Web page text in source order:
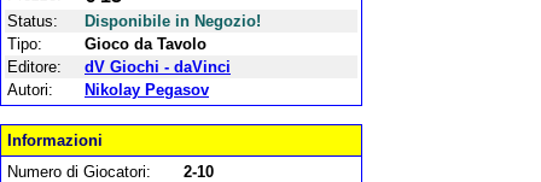
Status:
Disponibile in Negozio!
Tipo:
Gioco da Tavolo
Editore:
dV Giochi - daVinci
Autori:
Nikolay Pegasov
Informazioni
Numero di Giocatori:
2-10